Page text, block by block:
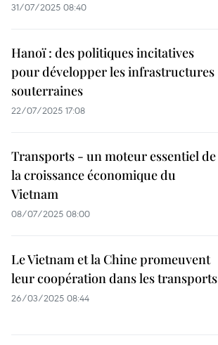
31/07/2025 08:40
Hanoï : des politiques incitatives
pour développer les infrastructures
souterraines
22/07/2025 17:08
Transports - un moteur essentiel de
la croissance économique du
Vietnam
08/07/2025 08:00
Le Vietnam et la Chine promeuvent
leur coopération dans les transports
26/03/2025 08:44